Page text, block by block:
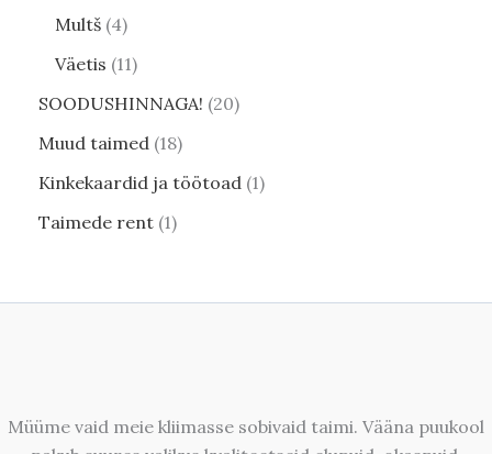
Multš 4
Väetis 11
SOODUSHINNAGA! 20
Muud taimed 18
Kinkekaardid ja töötoad 1
Taimede rent 1
Müüme vaid meie kliimasse sobivaid taimi. Vääna puukool